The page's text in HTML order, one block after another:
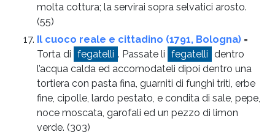
molta cottura; la servirai sopra selvatici arosto.
(55)
Il cuoco reale e cittadino (1791, Bologna) =
Torta di fegatelli . Passate li fegatelli dentro
l’acqua calda ed accomodateli dipoi dentro una
tortiera con pasta fina, guarniti di funghi triti, erbe
fine, cipolle, lardo pestato, e condita di sale, pepe,
noce moscata, garofali ed un pezzo di limon
verde. (303)